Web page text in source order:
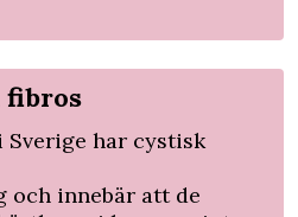
fibros
Sverige har cystisk
och innebär att de